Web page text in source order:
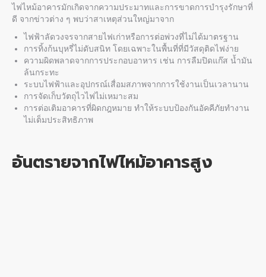
ไฟไหม้อาคารมักเกิดจากความประมาทและการขาดการบำรุงรักษาที่
ดี จากข่าวต่าง ๆ พบว่าสาเหตุส่วนใหญ่มาจาก
ไฟฟ้าลัดวงจรจากสายไฟเก่าหรือการต่อพ่วงที่ไม่ได้มาตรฐาน
การทิ้งก้นบุหรี่ไม่ดับสนิท โดยเฉพาะในพื้นที่ที่มีวัสดุติดไฟง่าย
ความผิดพลาดจากการประกอบอาหาร เช่น การลืมปิดแก๊ส น้ำมัน
ล้นกระทะ
ระบบไฟฟ้าและอุปกรณ์เสื่อมสภาพจากการใช้งานเป็นเวลานาน
การจัดเก็บวัตถุไวไฟไม่เหมาะสม
การต่อเติมอาคารที่ผิดกฎหมาย ทำให้ระบบป้องกันอัคคีภัยทำงาน
ไม่เต็มประสิทธิภาพ
อันตรายจากไฟไหม้อาคารสูง